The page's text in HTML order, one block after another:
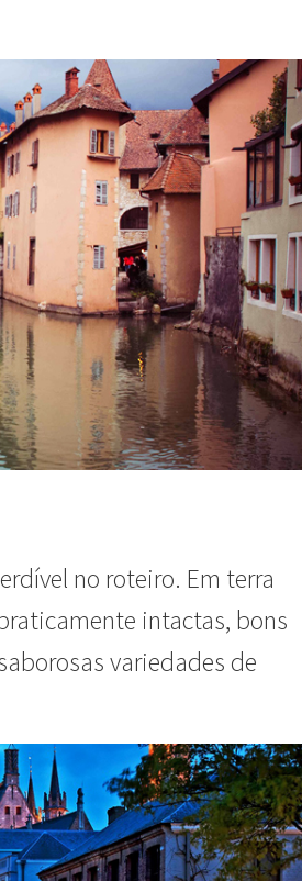
no roteiro. Em terra
intactas, bons
variedades de